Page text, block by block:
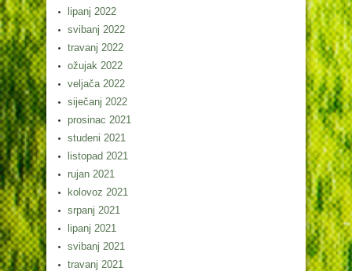
lipanj 2022
svibanj 2022
travanj 2022
ožujak 2022
veljača 2022
siječanj 2022
prosinac 2021
studeni 2021
listopad 2021
rujan 2021
kolovoz 2021
srpanj 2021
lipanj 2021
svibanj 2021
travanj 2021